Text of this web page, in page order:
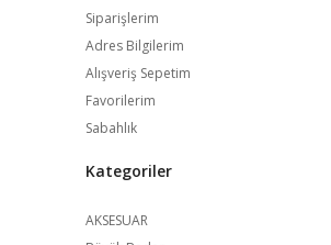
Siparişlerim
Adres Bilgilerim
Alışveriş Sepetim
Favorilerim
Sabahlık
Kategoriler
AKSESUAR